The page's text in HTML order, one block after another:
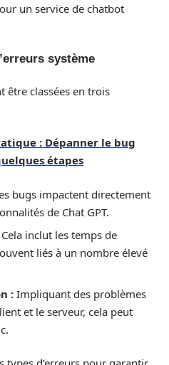
un service de chatbot
système
être classées en trois
: Dépanner le bug
étapes
bugs impactent directement
de Chat GPT.
Cela inclut les temps de
liés à un nombre élevé
:Impliquant des problèmes
et le serveur, cela peut